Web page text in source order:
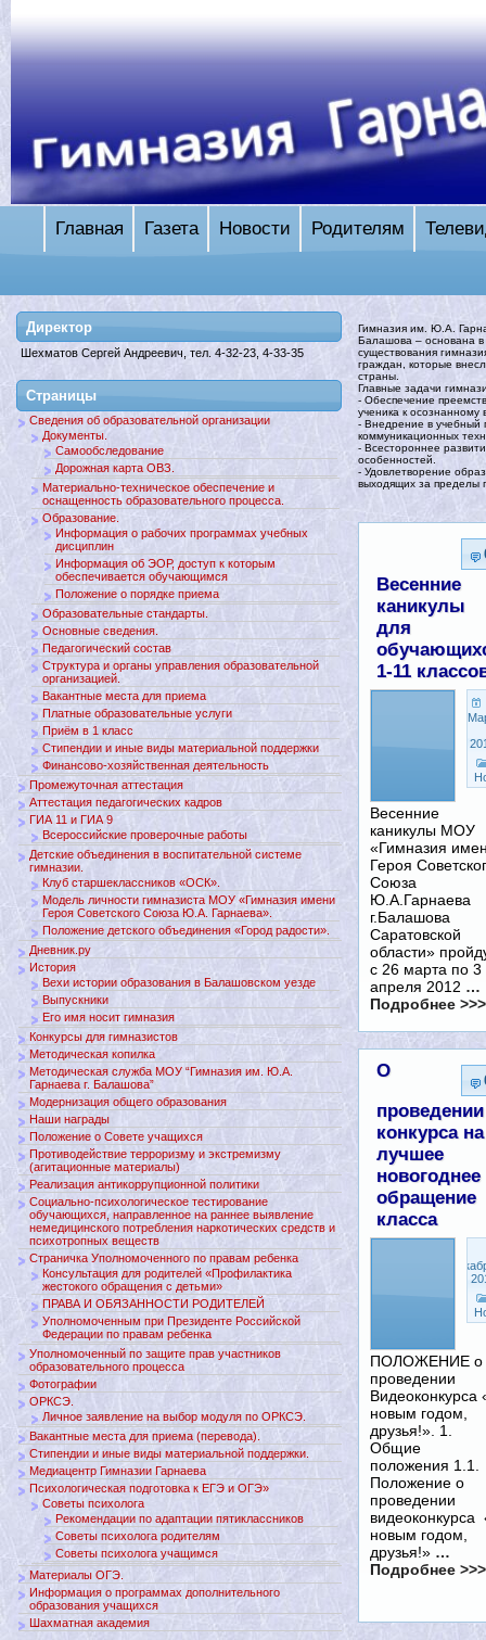
Главная Газета Новости Родителям
Гимназия им. Ю.А.
Балашова – основана в
существования
граждан, которые
страны.
Главные задачи
- Обеспечение
ученика к
- Внедрение в учебный
коммуникационных
- Всестороннее
особенностей.
- Удовлетворение
выходящих за пределы
Весенние
каникулы
для
1-11
Весенние
каникулы МОУ
«Гимназия
Героя
Союза
Ю.А.Гарнаева
г.Балашова
Саратовской
области»
с 26 марта по 3
апреля 2012 …
Подробнее >>>
О
проведении
конкурса на
лучшее
новогоднее
обращение
класса
19,
ПОЛОЖЕНИЕ о
проведении
Видеоконкурса
новым годом,
друзья!». 1.
Общие
положения 1.1.
Положение о
проведении
видеоконкурса
новым годом,
друзья!» …
Подробнее >>>
Директор
Шехматов Сергей Андреевич, тел. 4-32-23, 4-33-35
Страницы
Сведения об образовательной организации
Документы.
Самообследование
Дорожная карта ОВЗ.
Материально-техническое обеспечение и
оснащенность образовательного процесса.
Образование.
Информация о рабочих программах учебных
дисциплин
Информация об ЭОР, доступ к которым
обеспечивается обучающимся
Положение о порядке приема
Образовательные стандарты.
Основные сведения.
Педагогический состав
Структура и органы управления образовательной
организацией.
Вакантные места для приема
Платные образовательные услуги
Приём в 1 класс
Стипендии и иные виды материальной поддержки
Финансово-хозяйственная деятельность
Промежуточная аттестация
Аттестация педагогических кадров
ГИА 11 и ГИА 9
Всероссийские проверочные работы
Детские объединения в воспитательной системе
гимназии.
Клуб старшеклассников «ОСК».
Модель личности гимназиста МОУ «Гимназия имени
Героя Советского Союза Ю.А. Гарнаева».
Положение детского объединения «Город радости».
Дневник.ру
История
Вехи истории образования в Балашовском уезде
Выпускники
Его имя носит гимназия
Конкурсы для гимназистов
Методическая копилка
Методическая служба МОУ “Гимназия им. Ю.А.
Гарнаева г. Балашова”
Модернизация общего образования
Наши награды
Положение о Совете учащихся
Противодействие терроризму и экстремизму
(агитационные материалы)
Реализация антикоррупционной политики
Социально-психологическое тестирование
обучающихся, направленное на раннее выявление
немедицинского потребления наркотических средств и
психотропных веществ
Страничка Уполномоченного по правам ребенка
Консультация для родителей «Профилактика
жестокого обращения с детьми»
ПРАВА И ОБЯЗАННОСТИ РОДИТЕЛЕЙ
Уполномоченным при Президенте Российской
Федерации по правам ребенка
Уполномоченный по защите прав участников
образовательного процесса
Фотографии
ОРКСЭ.
Личное заявление на выбор модуля по ОРКСЭ.
Вакантные места для приема (перевода).
Стипендии и иные виды материальной поддержки.
Медиацентр Гимназии Гарнаева
Психологическая подготовка к ЕГЭ и ОГЭ»
Советы психолога
Рекомендации по адаптации пятиклассников
Советы психолога родителям
Советы психолога учащимся
Материалы ОГЭ.
Информация о программах дополнительного
образования учащихся
Шахматная академия